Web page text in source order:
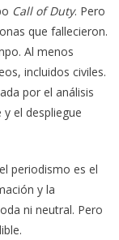
Call of Duty. Pero
que fallecieron.
Al menos
incluidos civiles.
por el análisis
el despliegue
periodismo es el
y la
ni neutral. Pero